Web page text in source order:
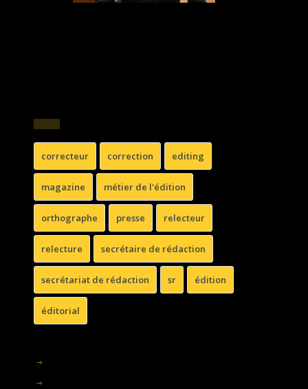
ÉTIQUETTES
correcteur correction editing
magazine métier de l'édition
orthographe presse relecteur
relecture secrétaire de rédaction
secrétariat de rédaction sr édition
éditorial